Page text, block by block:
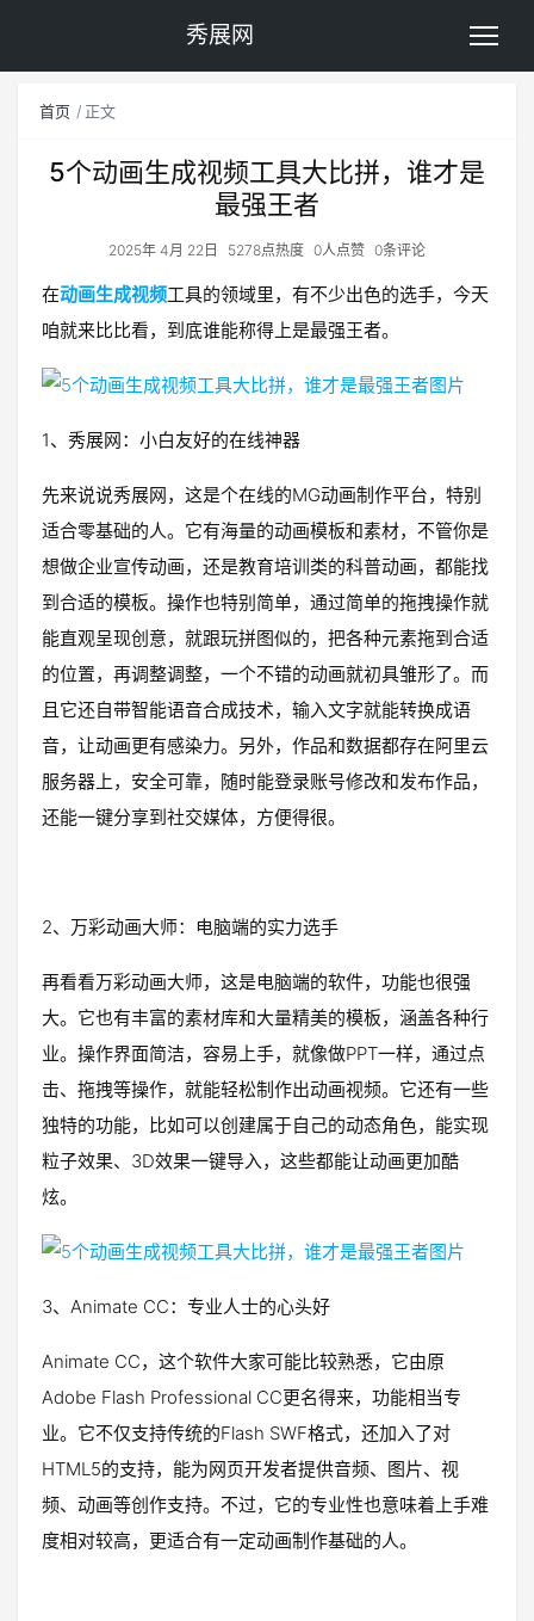
秀展网
首页 正文
5个动画生成视频工具大比拼，谁才是
最强王者
2025年 4月 22日 5278点热度 0人点赞 0条评论
在动画生成视频工具的领域里，有不少出色的选手，今天
咱就来比比看，到底谁能称得上是最强王者。
1、秀展网：小白友好的在线神器
先来说说秀展网，这是个在线的MG动画制作平台，特别
适合零基础的人。它有海量的动画模板和素材，不管你是
想做企业宣传动画，还是教育培训类的科普动画，都能找
到合适的模板。操作也特别简单，通过简单的拖拽操作就
能直观呈现创意，就跟玩拼图似的，把各种元素拖到合适
的位置，再调整调整，一个不错的动画就初具雏形了。而
且它还自带智能语音合成技术，输入文字就能转换成语
音，让动画更有感染力。另外，作品和数据都存在阿里云
服务器上，安全可靠，随时能登录账号修改和发布作品，
还能一键分享到社交媒体，方便得很。
2、万彩动画大师：电脑端的实力选手
再看看万彩动画大师，这是电脑端的软件，功能也很强
大。它也有丰富的素材库和大量精美的模板，涵盖各种行
业。操作界面简洁，容易上手，就像做PPT一样，通过点
击、拖拽等操作，就能轻松制作出动画视频。它还有一些
独特的功能，比如可以创建属于自己的动态角色，能实现
粒子效果、3D效果一键导入，这些都能让动画更加酷
炫。
3、Animate CC：专业人士的心头好
Animate CC，这个软件大家可能比较熟悉，它由原
Adobe Flash Professional CC更名得来，功能相当专
业。它不仅支持传统的Flash SWF格式，还加入了对
HTML5的支持，能为网页开发者提供音频、图片、视
频、动画等创作支持。不过，它的专业性也意味着上手难
度相对较高，更适合有一定动画制作基础的人。